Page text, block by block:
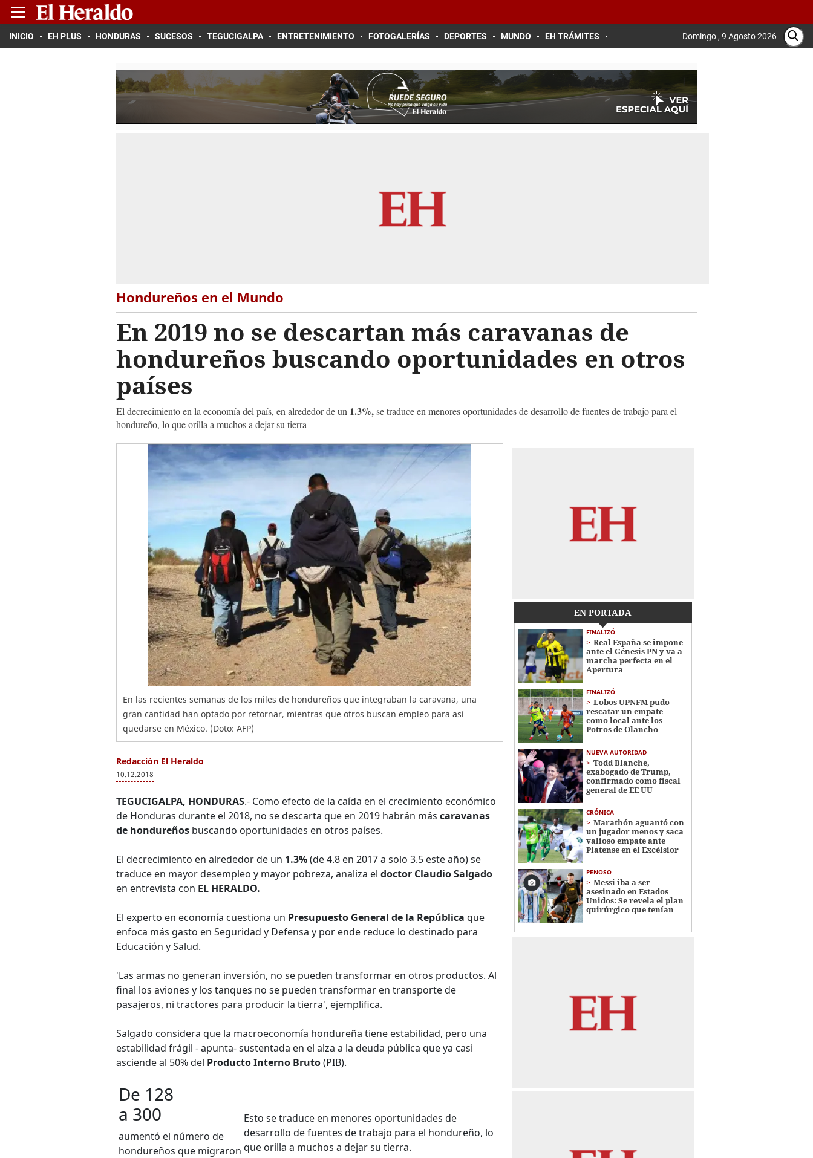
INICIO EH PLUS HONDURAS SUCESOS TEGUCIGALPA ENTRETENIMIENTO FOTOGALERÍAS DEPORTES MUNDO EH TRÁMITES Domingo , 9 Agosto 2026
Hondureños en el Mundo
En 2019 no se descartan más caravanas de
hondureños buscando oportunidades en otros
países
El decrecimiento en la economía del país, en alrededor de un 1.3%,se traduce en menores oportunidades de desarrollo de fuentes de trabajo para el
hondureño, lo que orilla a muchos a dejar su tierra
En las recientes semanas de los miles de hondureños que integraban la caravana, una
gran cantidad han optado por retornar, mientras que otros buscan empleo para así
quedarse en México. (Doto: AFP)
Redacción El Heraldo
10.12.2018
TEGUCIGALPA, HONDURAS.- Como efecto de la caída en el crecimiento económico
de Honduras durante el 2018, no se descarta que en 2019 habrán más caravanas
de hondureños buscando oportunidades en otros países.
El decrecimiento en alrededor de un 1.3%(de 4.8 en 2017 a solo 3.5 este año) se
traduce en mayor desempleo y mayor pobreza, analiza el doctor Claudio Salgado
en entrevista con EL HERALDO.
El experto en economía cuestiona un Presupuesto General de la República que
enfoca más gasto en Seguridad y Defensa y por ende reduce lo destinado para
Educación y Salud.
'Las armas no generan inversión, no se pueden transformar en otros productos. Al
final los aviones y los tanques no se pueden transformar en transporte de
pasajeros, ni tractores para producir la tierra', ejemplifica.
Salgado considera que la macroeconomía hondureña tiene estabilidad, pero una
estabilidad frágil - apunta- sustentada en el alza a la deuda pública que ya casi
asciende al 50% del Producto Interno Bruto(PIB).
De 128
a 300
aumentó el número de
hondureños que migraron
Esto se traduce en menores oportunidades de
desarrollo de fuentes de trabajo para el hondureño, lo
que orilla a muchos a dejar su tierra.
EN PORTADA
FINALIZÓ
Real España se impone
ante el Génesis PN y va a
marcha perfecta en el
Apertura
FINALIZÓ
Lobos UPNFM pudo
rescatar un empate
como local ante los
Potros de Olancho
NUEVA AUTORIDAD
Todd Blanche,
exabogado de Trump,
confirmado como fiscal
general de EE UU
CRÓNICA
Marathón aguantó con
un jugador menos y saca
valioso empate ante
Platense en el Excélsior
PENOSO
Messi iba a ser
asesinado en Estados
Unidos: Se revela el plan
quirúrgico que tenían